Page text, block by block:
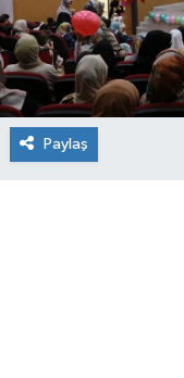
Paylaş